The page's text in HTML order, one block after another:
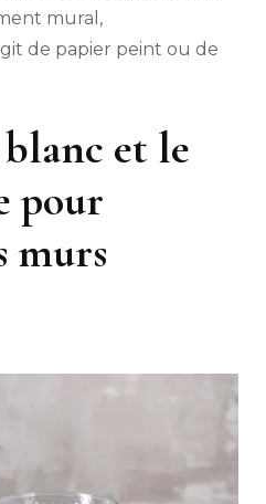
mural,
de papier peint ou de
et le
pour
murs